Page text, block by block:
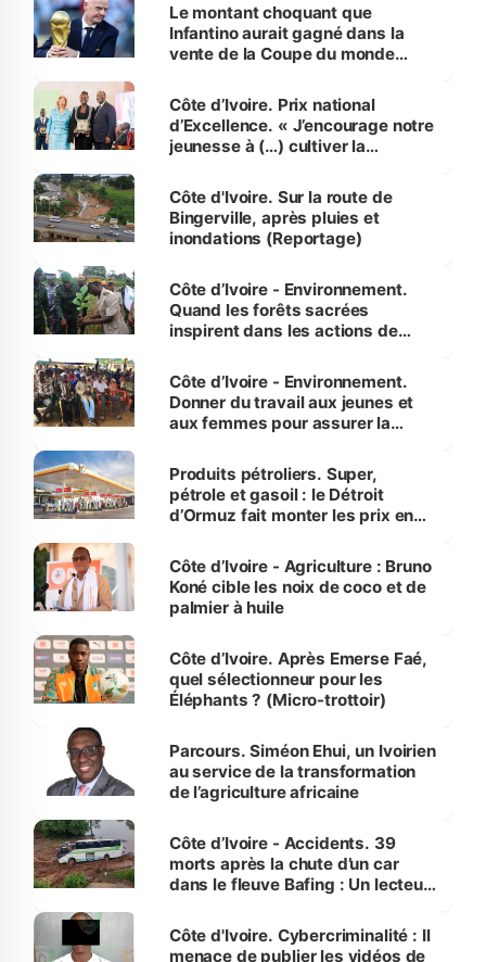
Le montant choquant que
Infantino aurait gagné dans la
vente de la Coupe du monde
Côte d’Ivoire. Prix national
d’Excellence. « J’encourage notre
jeunesse à (…) cultiver la
(Alassane Ouattara
Côte d'Ivoire. Sur la route de
Bingerville, après pluies et
inondations (Reportage)
Côte d’Ivoire - Environnement.
Quand les forêts sacrées
inspirent dans les actions de
Côte d’Ivoire - Environnement.
Donner du travail aux jeunes et
aux femmes pour assurer la
menacées
Produits pétroliers. Super,
pétrole et gasoil : le Détroit
d’Ormuz fait monter les prix en
Côte d’Ivoire - Agriculture : Bruno
Koné cible les noix de coco et de
palmier à huile
Côte d’Ivoire. Après Emerse Faé,
quel sélectionneur pour les
Éléphants ? (Micro-trottoir)
Parcours. Siméon Ehui, un Ivoirien
au service de la transformation
de l’agriculture africaine
Côte d’Ivoire - Accidents. 39
morts après la chute d’un car
dans le fleuve Bafing : Un lecteur
des Transports
Côte d'Ivoire. Cybercriminalité : Il
menace de publier les vidéos de